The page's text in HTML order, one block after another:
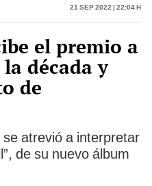
21 Sep 2022 | 22:04 h
el premio a
década y
de
atrevió a interpretar
de su nuevo álbum